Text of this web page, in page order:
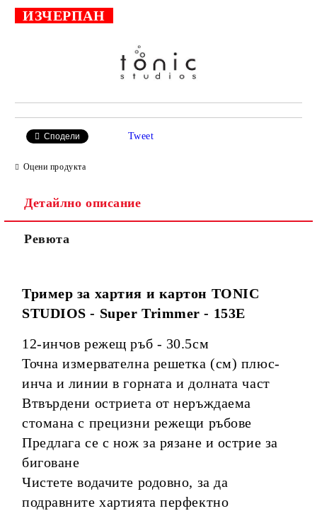
ИЗЧЕРПАН
Сподели Tweet
Оцени продукта
Детайлно описание
Ревюта
Тример за хартия и картон TONIC
STUDIOS - Super Trimmer - 153E
12-инчов режещ ръб - 30.5см
Точна измервателна решетка (см) плюс-
инча и линии в горната и долната част
Втвърдени остриета от неръждаема
стомана с прецизни режещи ръбове
Предлага се с нож за рязане и острие за
биговане
Чистете водачите родовно, за да
подравните хартията перфектно